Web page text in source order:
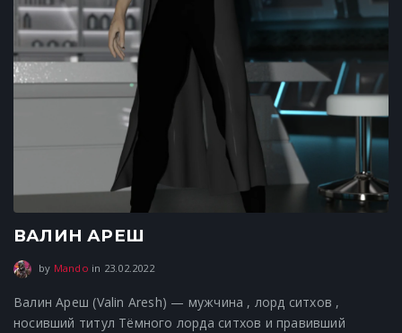
ВАЛИН АРЕШ
by Mando in 23.02.202223.02.2022
Валин Ареш (Valin Aresh) — мужчина , лорд ситхов ,
носивший титул Тёмного лорда ситхов и правивший